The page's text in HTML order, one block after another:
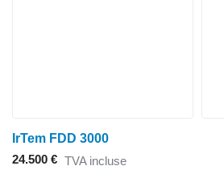
IrTem FDD 3000
24.500 € TVA incluse